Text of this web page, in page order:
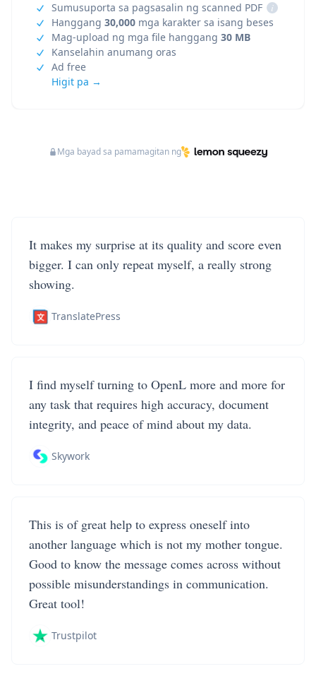
Sumusuporta sa pagsasalin ng scanned PDF
i
Hanggang 30,000 mga karakter sa isang beses
Mag-upload ng mga file hanggang 30 MB
Kanselahin anumang oras
Ad free
Higit pa →
Mga bayad sa pamamagitan ng
It makes my surprise at its quality and score even
bigger. I can only repeat myself, a really strong
showing.
TranslatePress
I find myself turning to OpenL more and more for
any task that requires high accuracy, document
integrity, and peace of mind about my data.
Skywork
This is of great help to express oneself into
another language which is not my mother tongue.
Good to know the message comes across without
possible misunderstandings in communication.
Great tool!
Trustpilot